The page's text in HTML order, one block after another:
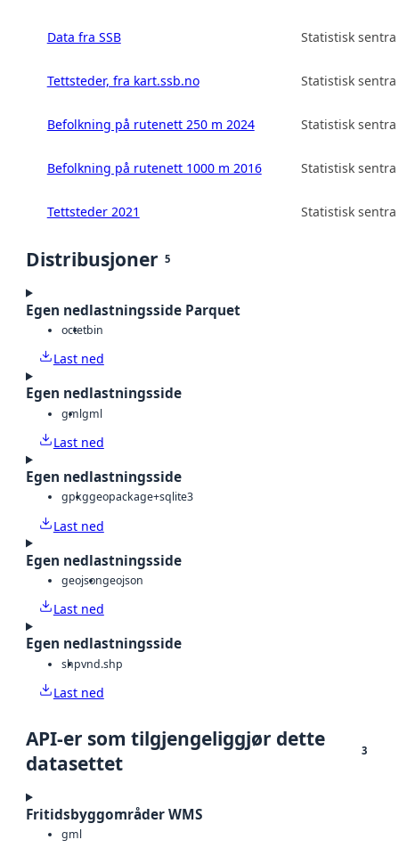
Data fra SSB Statistisk
Tettsteder, fra kart.ssb.no Statistisk
Befolkning på rutenett 250 m 2024 Statistisk
Befolkning på rutenett 1000 m 2016 Statistisk
Tettsteder 2021 Statistisk
Distribusjoner 5
Egen nedlastningsside Parquet
octetbin
Last ned
Egen nedlastningsside
gmlgml
Last ned
Egen nedlastningsside
gpkggeopackage+sqlite3
Last ned
Egen nedlastningsside
geojsongeojson
Last ned
Egen nedlastningsside
shpvnd.shp
Last ned
API-er som tilgjengeliggjør dette
datasettet
3
Fritidsbyggområder WMS
gml